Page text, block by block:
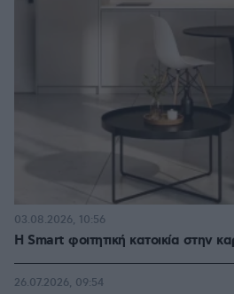
Η Smart φοιτητική κατοικία στην
03.08.2026, 10:56
26.07.2026, 09:54